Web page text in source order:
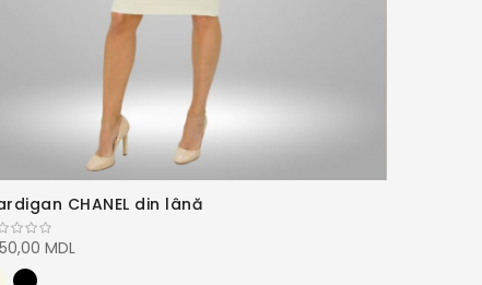
CHANEL din lână
MDL